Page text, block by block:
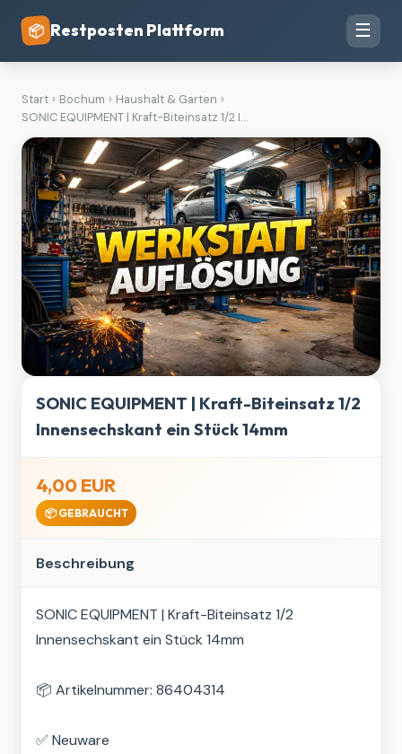
📦 Restposten Plattform ☰
Start › Bochum › Haushalt & Garten ›
SONIC EQUIPMENT | Kraft-Biteinsatz 1/2 I...
SONIC EQUIPMENT | Kraft-Biteinsatz 1/2
Innensechskant ein Stück 14mm
4,00 EUR
📦 GEBRAUCHT
Beschreibung
SONIC EQUIPMENT | Kraft-Biteinsatz 1/2
Innensechskant ein Stück 14mm
📦 Artikelnummer: 86404314
✅ Neuware